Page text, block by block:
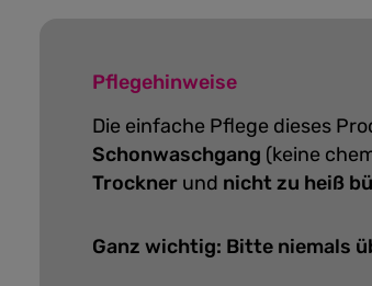
Pflegehinweise
Die einfache Pflege dieses
Schonwaschgang (keine
Trockner und nicht zu heiß
Ganz wichtig: Bitte niemals